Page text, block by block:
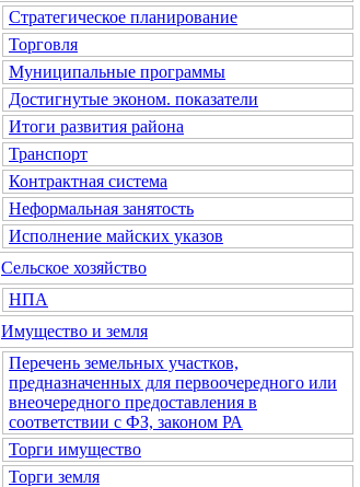
Стратегическое планирование
Торговля
Муниципальные программы
Достигнутые эконом. показатели
Итоги развития района
Транспорт
Контрактная система
Неформальная занятость
Исполнение майских указов
Сельское хозяйство
НПА
Имущество и земля
Перечень земельных участков,
предназначенных для первоочередного или
внеочередного предоставления в
соответствии с ФЗ, законом РА
Торги имущество
Торги земля